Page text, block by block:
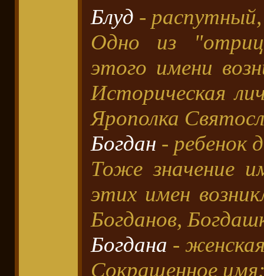
Блуд -
Одно из
этого имени
Историческая
Ярополка
Богдан - ребенок
Тоже значение
этих имен
Богданов,
Богдана -
Сокращенное